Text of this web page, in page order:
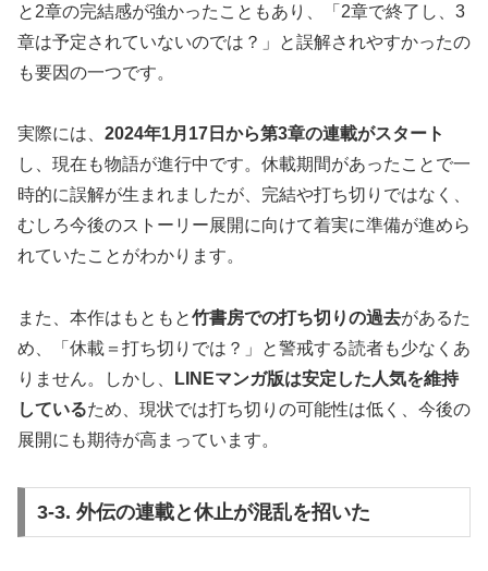
と2章の完結感が強かったこともあり、「2章で終了し、3
章は予定されていないのでは？」と誤解されやすかったの
も要因の一つです。
実際には、 2024年1月17日から第3章の連載がスタート
し、現在も物語が進行中です。休載期間があったことで一
時的に誤解が生まれましたが、完結や打ち切りではなく、
むしろ今後のストーリー展開に向けて着実に準備が進めら
れていたことがわかります。
また、本作はもともと竹書房での打ち切りの過去があるた
め、「休載＝打ち切りでは？」と警戒する読者も少なくあ
りません。しかし、
LINEマンガ版は安定した人気を維持
しているため、現状では打ち切りの可能性は低く、今後の
展開にも期待が高まっています。
3-3. 外伝の連載と休止が混乱を招いた